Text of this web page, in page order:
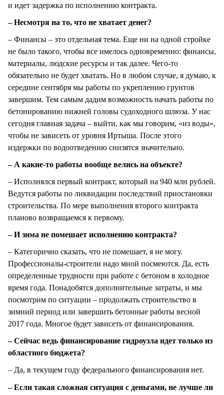
и идет задержка по исполнению контракта.
– Несмотря на то, что не хватает денег?
– Финансы – это отдельная тема. Еще ни на одной стройке
не было такого, чтобы все имелось одновременно: финансы,
материалы, людские ресурсы и так далее. Чего-то
обязательно не будет хватать. Но в любом случае, я думаю, к
середине сентября мы работы по укреплению грунтов
завершим. Тем самым дадим возможность начать работы по
бетонированию нижней головы судоходного шлюза. У нас
сегодня главная задача – выйти, как мы говорим, «из воды»,
чтобы не зависеть от уровня Иртыша. После этого
издержки по водоотведению снизятся значительно.
– А какие-то работы вообще велись на объекте?
– Исполнялся первый контракт, который на 940 млн рублей.
Ведутся работы по ликвидации последствий приостановки
строительства. По мере выполнения второго контракта
планово возвращаемся к первому.
– И зима не помешает исполнению контракта?
– Категорично сказать, что не помешает, я не могу.
Профессионалы-строители надо мной посмеются. Да, есть
определенные трудности при работе с бетоном в холодное
время года. Понадобятся дополнительные затраты, и мы
посмотрим по ситуации – продолжать строительство в
зимний период или завершить бетонные работы весной
2017 года. Многое будет зависеть от финансирования.
– Сейчас ведь финансирование гидроузла идет только из
областного бюджета?
– Да, в текущем году федерального финансирования нет.
– Если такая сложная ситуация с деньгами, не лучше ли